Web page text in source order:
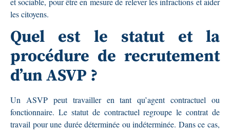
les citoyens.
Quel est le statut et la
procédure de recrutement
d’un ASVP ?
Un ASVP peut travailler en tant qu’agent contractuel ou
fonctionnaire. Le statut de contractuel regroupe le contrat de
travail pour une durée déterminée ou indéterminée. Dans ce cas,